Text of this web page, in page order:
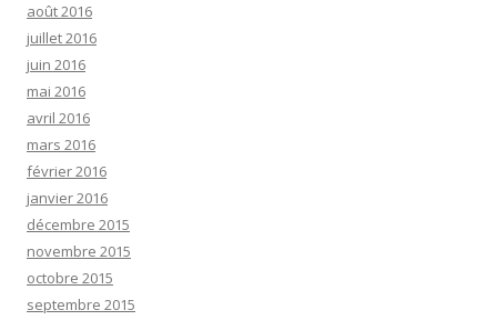
août 2016
juillet 2016
juin 2016
mai 2016
avril 2016
mars 2016
février 2016
janvier 2016
décembre 2015
novembre 2015
octobre 2015
septembre 2015